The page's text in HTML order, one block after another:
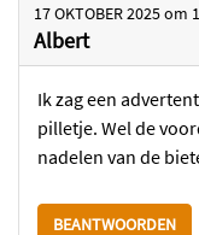
17 OKTOBER 2025om
Albert
Ik zag een
pilletje. Wel de
nadelen van de
BEANTWOORDEN